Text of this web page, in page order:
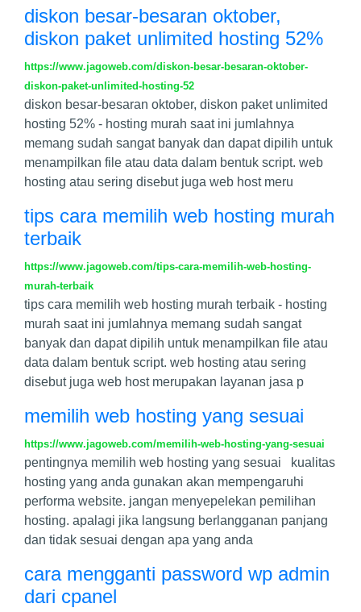
diskon besar-besaran oktober,
diskon paket unlimited hosting 52%
https://www.jagoweb.com/diskon-besar-besaran-oktober-
diskon-paket-unlimited-hosting-52
diskon besar-besaran oktober, diskon paket unlimited
hosting 52% - hosting murah saat ini jumlahnya
memang sudah sangat banyak dan dapat dipilih untuk
menampilkan file atau data dalam bentuk script. web
hosting atau sering disebut juga web host meru
tips cara memilih web hosting murah
terbaik
https://www.jagoweb.com/tips-cara-memilih-web-hosting-
murah-terbaik
tips cara memilih web hosting murah terbaik - hosting
murah saat ini jumlahnya memang sudah sangat
banyak dan dapat dipilih untuk menampilkan file atau
data dalam bentuk script. web hosting atau sering
disebut juga web host merupakan layanan jasa p
memilih web hosting yang sesuai
https://www.jagoweb.com/memilih-web-hosting-yang-sesuai
pentingnya memilih web hosting yang sesuai kualitas
hosting yang anda gunakan akan mempengaruhi
performa website. jangan menyepelekan pemilihan
hosting. apalagi jika langsung berlangganan panjang
dan tidak sesuai dengan apa yang anda
cara mengganti password wp admin
dari cpanel